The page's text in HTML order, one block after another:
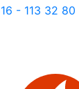
- 113 32 80